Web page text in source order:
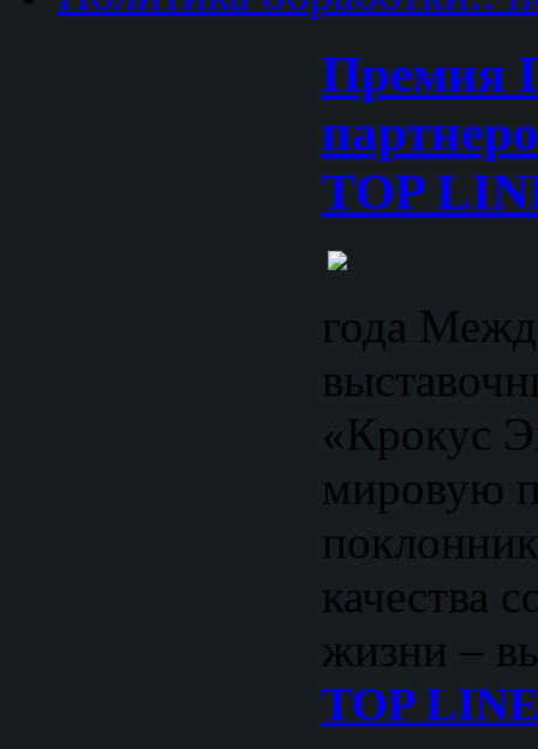
Премия
TOP
года
«Крокус
мировую
качества
жизни –
TOP